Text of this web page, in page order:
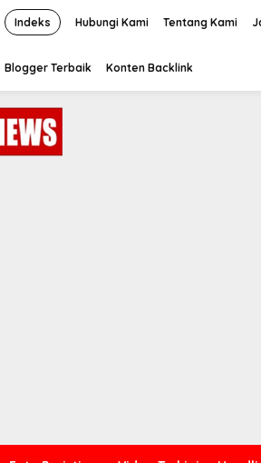
Indeks Hubungi Kami Tentang Kami
Blogger Terbaik Konten Backlink